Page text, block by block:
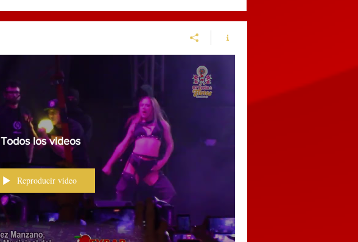
Estado canal pluvial para
prevenir inundaciones en
Todos los videos
Reproducir video